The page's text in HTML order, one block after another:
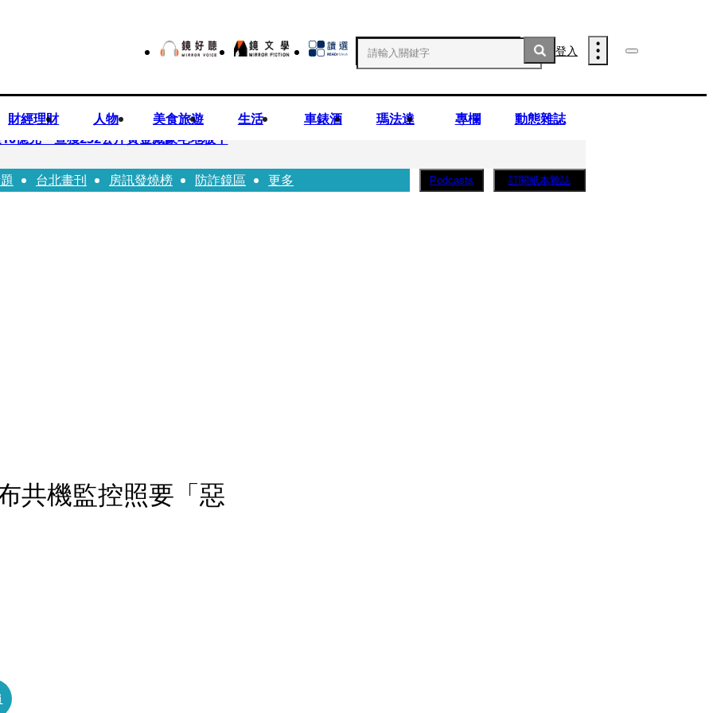
登入
財經理財 人物 美食旅遊 生活 車錶酒 瑪法達 專欄
動態雜誌
億元 查獲232公斤黃金藏豪宅地板下
哲生日照撞《VOGUE》 陳智菡遭轟侵權急改圖
台北畫刊 房訊發燒榜 防詐鏡區 更多 Podcasts 訂閱紙本雜誌
共機監控照要「惡